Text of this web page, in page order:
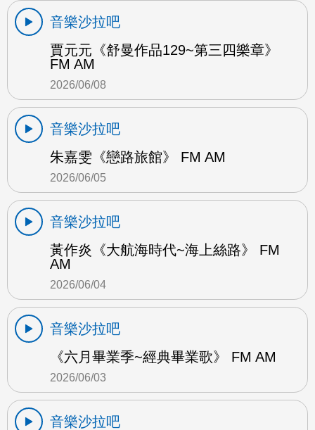
音樂沙拉吧
賈元元《舒曼作品129~第三四樂章》
FM AM
2026/06/08
音樂沙拉吧
朱嘉雯《戀路旅館》 FM AM
2026/06/05
音樂沙拉吧
黃作炎《大航海時代~海上絲路》 FM
AM
2026/06/04
音樂沙拉吧
《六月畢業季~經典畢業歌》 FM AM
2026/06/03
音樂沙拉吧